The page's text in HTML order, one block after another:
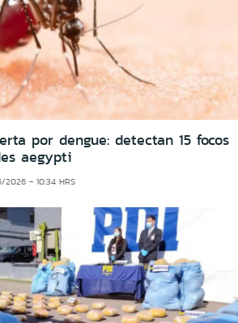
por dengue: detectan 15 focos
aegypti
- 10:34 HRS